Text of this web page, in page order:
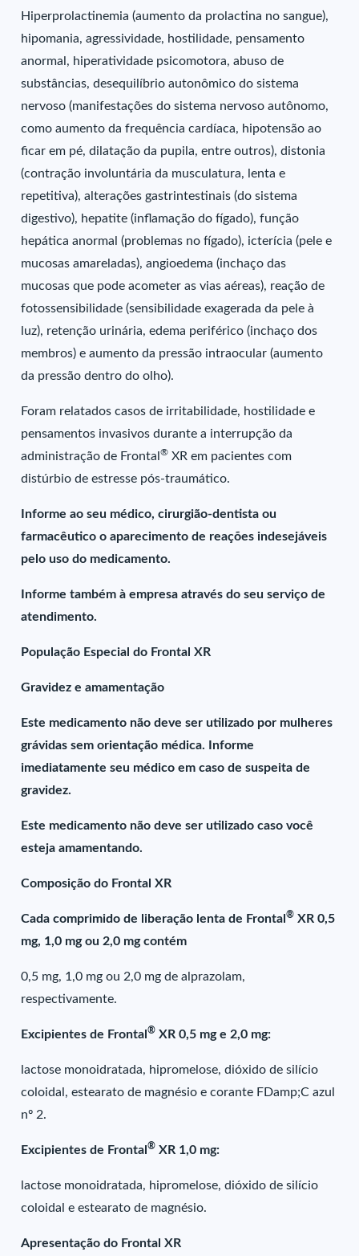
Hiperprolactinemia (aumento da prolactina no sangue),
hipomania, agressividade, hostilidade, pensamento
anormal, hiperatividade psicomotora, abuso de
substâncias, desequilíbrio autonômico do sistema
nervoso (manifestações do sistema nervoso autônomo,
como aumento da frequência cardíaca, hipotensão ao
ficar em pé, dilatação da pupila, entre outros), distonia
(contração involuntária da musculatura, lenta e
repetitiva), alterações gastrintestinais (do sistema
digestivo), hepatite (inflamação do fígado), função
hepática anormal (problemas no fígado), icterícia (pele e
mucosas amareladas), angioedema (inchaço das
mucosas que pode acometer as vias aéreas), reação de
fotossensibilidade (sensibilidade exagerada da pele à
luz), retenção urinária, edema periférico (inchaço dos
membros) e aumento da pressão intraocular (aumento
da pressão dentro do olho).
Foram relatados casos de irritabilidade, hostilidade e
pensamentos invasivos durante a interrupção da
administração de Frontal® XR em pacientes com
distúrbio de estresse pós-traumático.
Informe ao seu médico, cirurgião-dentista ou
farmacêutico o aparecimento de reações indesejáveis
pelo uso do medicamento.
Informe também à empresa através do seu serviço de
atendimento.
População Especial do Frontal XR
Gravidez e amamentação
Este medicamento não deve ser utilizado por mulheres
grávidas sem orientação médica. Informe
imediatamente seu médico em caso de suspeita de
gravidez.
Este medicamento não deve ser utilizado caso você
esteja amamentando.
Composição do Frontal XR
Cada comprimido de liberação lenta de Frontal® XR 0,5
mg, 1,0 mg ou 2,0 mg contém
0,5 mg, 1,0 mg ou 2,0 mg de alprazolam,
respectivamente.
Excipientes de Frontal® XR 0,5 mg e 2,0 mg:
lactose monoidratada, hipromelose, dióxido de silício
coloidal, estearato de magnésio e corante FDamp;C azul
nº 2.
Excipientes de Frontal® XR 1,0 mg:
lactose monoidratada, hipromelose, dióxido de silício
coloidal e estearato de magnésio.
Apresentação do Frontal XR